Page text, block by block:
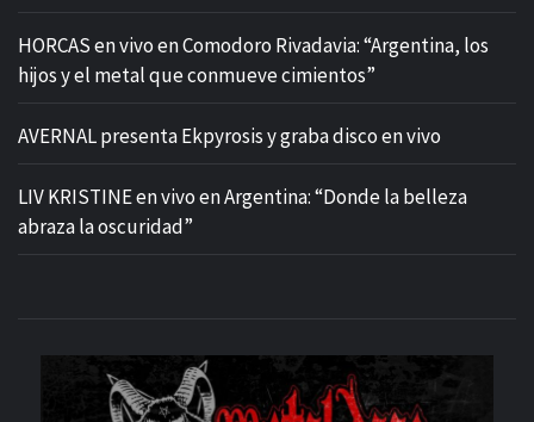
HORCAS en vivo en Comodoro Rivadavia: “Argentina, los
hijos y el metal que conmueve cimientos”
AVERNAL presenta Ekpyrosis y graba disco en vivo
LIV KRISTINE en vivo en Argentina: “Donde la belleza
abraza la oscuridad”